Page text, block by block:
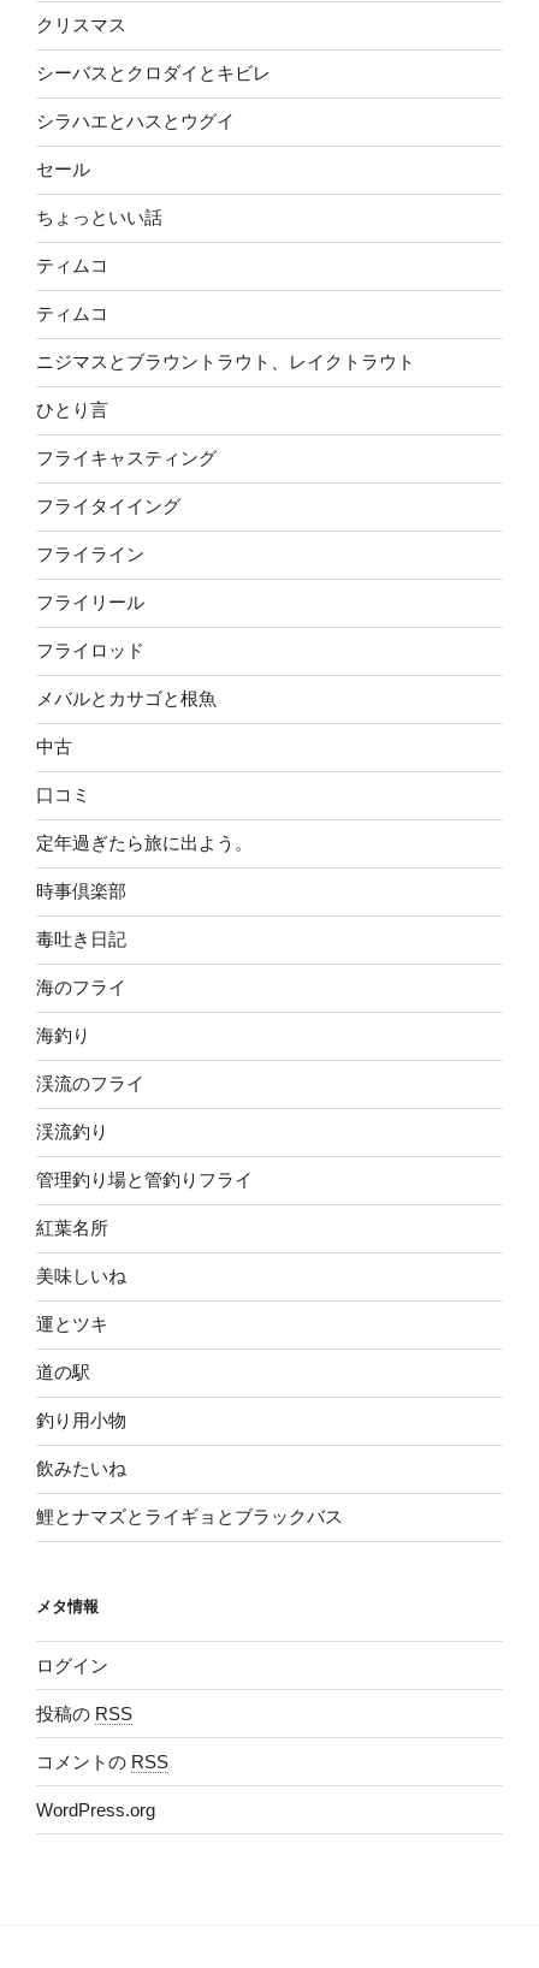
クリスマス
シーバスとクロダイとキビレ
シラハエとハスとウグイ
セール
ちょっといい話
ティムコ
ティムコ
ニジマスとブラウントラウト、レイクトラウト
ひとり言
フライキャスティング
フライタイイング
フライライン
フライリール
フライロッド
メバルとカサゴと根魚
中古
口コミ
定年過ぎたら旅に出よう。
時事倶楽部
毒吐き日記
海のフライ
海釣り
渓流のフライ
渓流釣り
管理釣り場と管釣りフライ
紅葉名所
美味しいね
運とツキ
道の駅
釣り用小物
飲みたいね
鯉とナマズとライギョとブラックバス
メタ情報
ログイン
投稿の RSS
コメントの RSS
WordPress.org